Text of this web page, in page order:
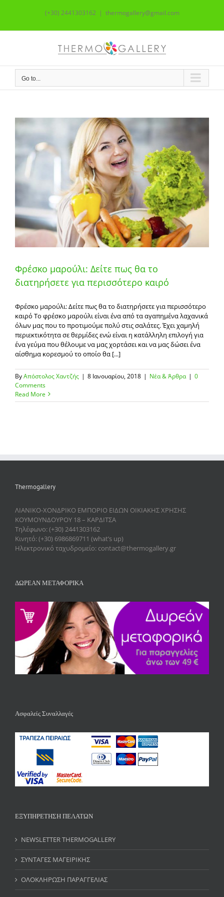
(+30) 2441303162 | thermogallery@gmail.com
Go to...
Φρέσκο μαρούλι: Δείτε πως θα το
διατηρήσετε για περισσότερο καιρό
Φρέσκο μαρούλι: Δείτε πως θα το διατηρήσετε για περισσότερο
καιρό Το φρέσκο μαρούλι είναι ένα από τα αγαπημένα λαχανικά
όλων μας που το προτιμούμε πολύ στις σαλάτες. Έχει χαμηλή
περιεκτικότητα σε θερμίδες ενώ είναι η κατάλληλη επιλογή για
ένα γεύμα που θέλουμε να μας χορτάσει και να μας δώσει ένα
αίσθημα κορεσμού το οποίο θα [...]
ByΑπόστολος Χαντζής | 8 Ιανουαρίου, 2018 | Νέα & Άρθρα | 0
Comments
Read More
Thermogallery
ΛΙΑΝΙΚΟ-ΧΟΝΔΡΙΚΟ ΕΜΠΟΡΙΟ ΕΙΔΩΝ ΟΙΚΙΑΚΗΣ ΧΡΗΣΗΣ
ΚΟΥΜΟΥΝΔΟΥΡΟΥ 18 – ΚΑΡΔΙΤΣΑ
Τηλέφωνο: (+30) 2441303162
Κινητό: (+30) 6986869711 (what’s up)
Ηλεκτρονικό ταχυδρομείο: contact@thermogallery.gr
ΔΩΡΕΑΝ ΜΕΤΑΦΟΡΙΚΑ
Ασφαλείς Συναλλαγές
ΕΞΥΠΗΡΕΤΗΣΗ ΠΕΛΑΤΩΝ
NEWSLETTER THERMOGALLERY
ΣΥΝΤΑΓΕΣ ΜΑΓΕΙΡΙΚΗΣ
ΟΛΟΚΛΗΡΩΣΗ ΠΑΡΑΓΓΕΛΙΑΣ